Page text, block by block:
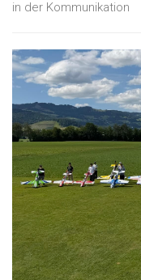
in der Kommunikation